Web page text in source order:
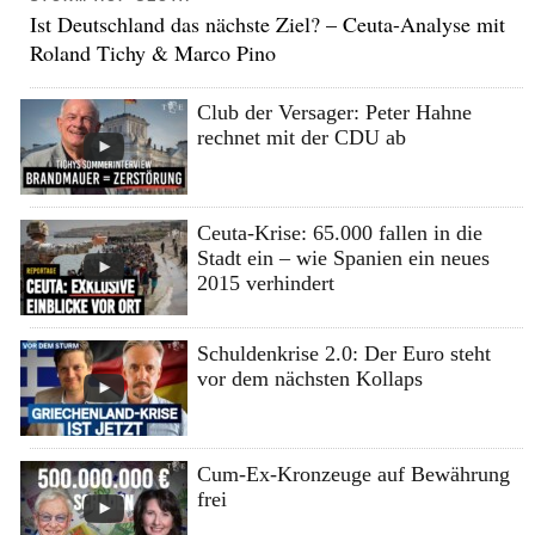
Ist Deutschland das nächste Ziel? – Ceuta-Analyse mit
Roland Tichy & Marco Pino
Club der Versager: Peter Hahne
rechnet mit der CDU ab
Ceuta-Krise: 65.000 fallen in die
Stadt ein – wie Spanien ein neues
2015 verhindert
Schuldenkrise 2.0: Der Euro steht
vor dem nächsten Kollaps
Cum-Ex-Kronzeuge auf Bewährung
frei